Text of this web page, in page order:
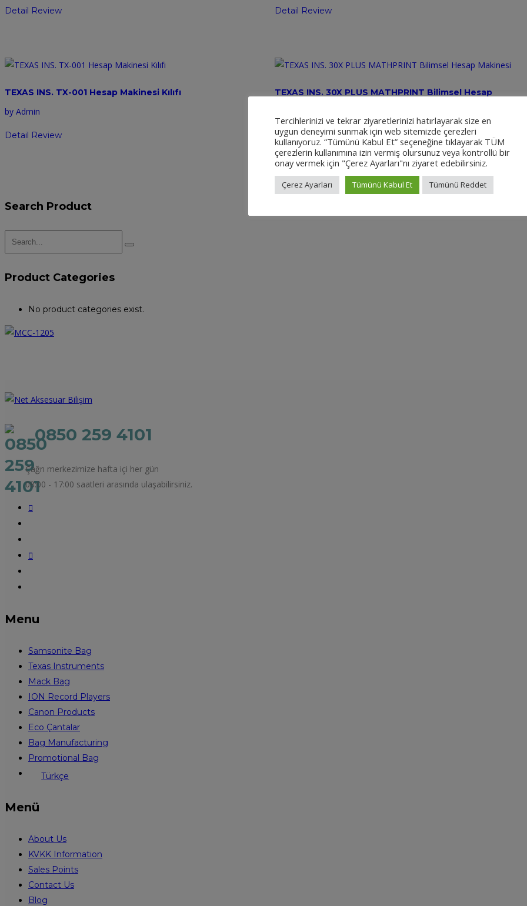
Detail Review Detail Review
TEXAS INS. TX-001 Hesap Makinesi Kılıfı
by Admin
Detail Review
TEXAS INS. 30X PLUS MATHPRINT Bilimsel Hesap
by Admin
Detail Review
Search Product
Product Categories
No product categories exist.
0850 259 4101
Çağrı merkezimize hafta içi her gün
08:00 - 17:00 saatleri arasında ulaşabilirsiniz.
Menu
Samsonite Bag
Texas Instruments
Mack Bag
ION Record Players
Canon Products
Eco Çantalar
Bag Manufacturing
Promotional Bag
Türkçe
Menü
About Us
KVKK Information
Sales Points
Contact Us
Blog
Tercihlerinizi ve tekrar ziyaretlerinizi hatırlayarak size en
uygun deneyimi sunmak için web sitemizde çerezleri
kullanıyoruz. “Tümünü Kabul Et” seçeneğine tıklayarak TÜM
çerezlerin kullanımına izin vermiş olursunuz veya kontrollü bir
onay vermek için "Çerez Ayarları"nı ziyaret edebilirsiniz.
Çerez Ayarları Tümünü Kabul Et Tümünü Reddet